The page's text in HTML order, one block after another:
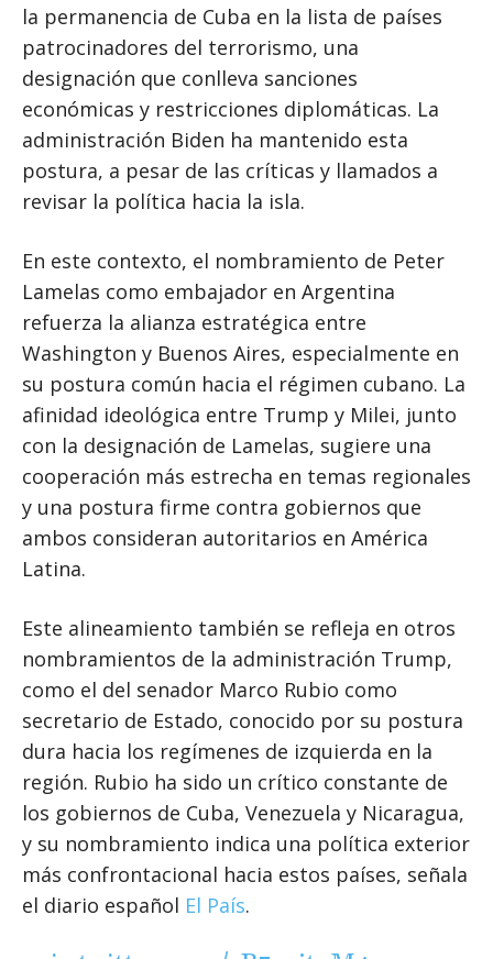
la permanencia de Cuba en la lista de países
patrocinadores del terrorismo, una
designación que conlleva sanciones
económicas y restricciones diplomáticas. La
administración Biden ha mantenido esta
postura, a pesar de las críticas y llamados a
revisar la política hacia la isla.
En este contexto, el nombramiento de Peter
Lamelas como embajador en Argentina
refuerza la alianza estratégica entre
Washington y Buenos Aires, especialmente en
su postura común hacia el régimen cubano. La
afinidad ideológica entre Trump y Milei, junto
con la designación de Lamelas, sugiere una
cooperación más estrecha en temas regionales
y una postura firme contra gobiernos que
ambos consideran autoritarios en América
Latina.
Este alineamiento también se refleja en otros
nombramientos de la administración Trump,
como el del senador Marco Rubio como
secretario de Estado, conocido por su postura
dura hacia los regímenes de izquierda en la
región. Rubio ha sido un crítico constante de
los gobiernos de Cuba, Venezuela y Nicaragua,
y su nombramiento indica una política exterior
más confrontacional hacia estos países, señala
el diario español El País.